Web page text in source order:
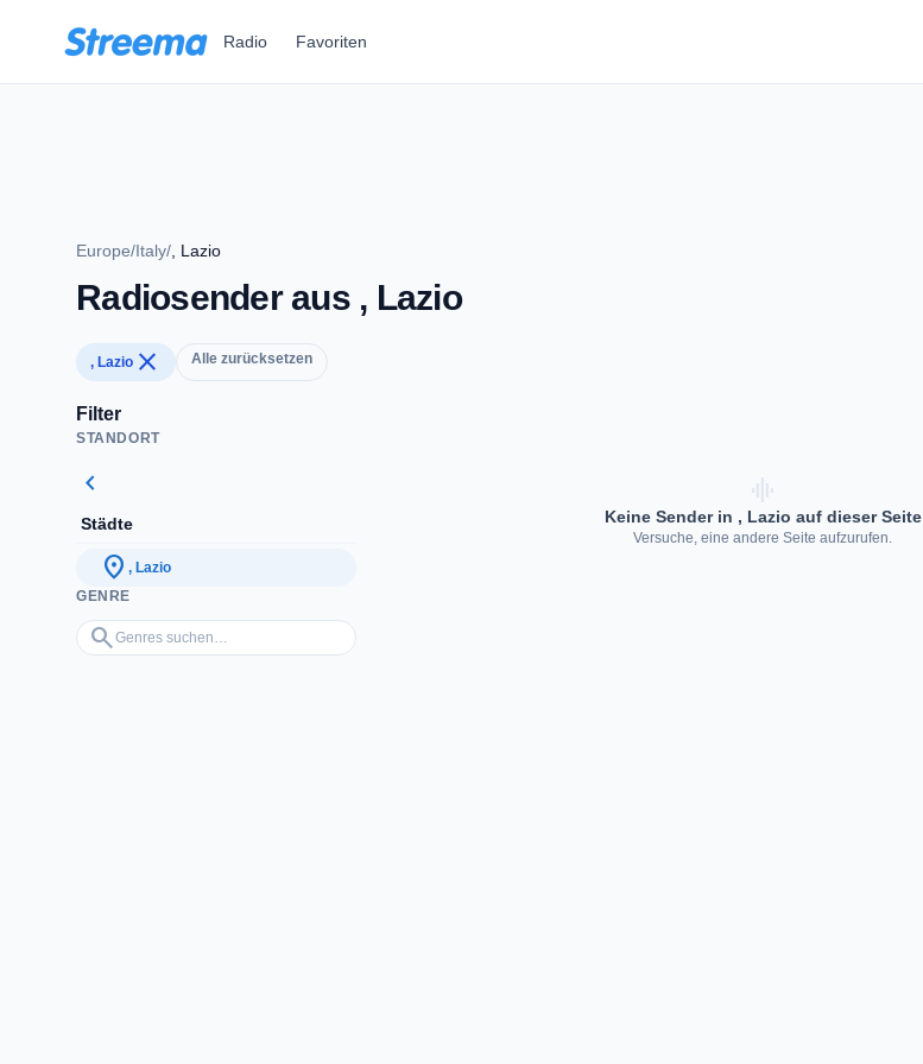
Radio Favoriten
Europe/Italy/ , Lazio
Radiosender aus , Lazio
, Lazio close Alle zurücksetzen
Filter
STANDORT
chevron_left
Städte
location_on , Lazio
GENRE
search
Genres suchen…
Keine Sender in , Lazio auf dieser Seite
Versuche, eine andere Seite aufzurufen.